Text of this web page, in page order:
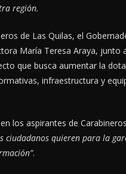
región.
de Las Quilas, el
María Teresa Araya, junto
que busca aumentar la
infraestructura y
los aspirantes de
ciudadanos quieren para la
.